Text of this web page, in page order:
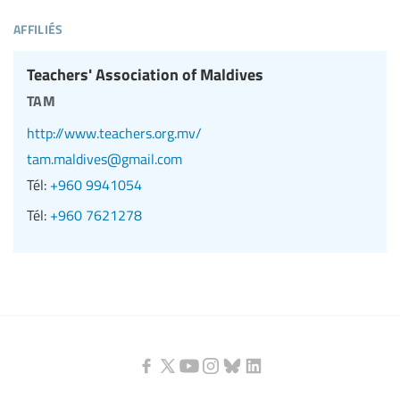
affiliés
Teachers' Association of Maldives
tam
http://www.teachers.org.mv/
tam.maldives@gmail.com
Tél: +960 9941054
Tél: +960 7621278